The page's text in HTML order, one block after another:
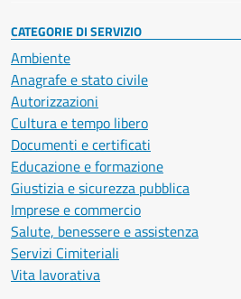
CATEGORIE DI SERVIZIO
Ambiente
Anagrafe e stato civile
Autorizzazioni
Cultura e tempo libero
Documenti e certificati
Educazione e formazione
Giustizia e sicurezza pubblica
Imprese e commercio
Salute, benessere e assistenza
Servizi Cimiteriali
Vita lavorativa